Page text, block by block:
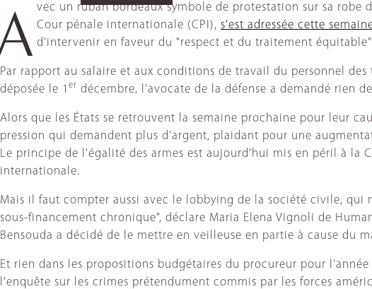
vec un ruban bordeaux symbole de protestation sur sa
Cour pénale internationale (CPI), s'est adressée cette
d'intervenir en faveur du "respect et du traitement équitable"
Par rapport au salaire et aux conditions de travail du personnel
déposée le 1 er décembre, l'avocate de la défense a demandé rien
Alors que les États se retrouvent la semaine prochaine pour leur
pression qui demandent plus d'argent, plaidant pour une
Le principe de l'égalité des armes est aujourd'hui mis en péril à la
internationale.
Mais il faut compter aussi avec le lobbying de la société civile, qui
sous-financement chronique", déclare Maria Elena Vignoli de
Bensouda a décidé de le mettre en veilleuse en partie à cause du
Et rien dans les propositions budgétaires du procureur pour
l'enquête sur les crimes prétendument commis par les forces